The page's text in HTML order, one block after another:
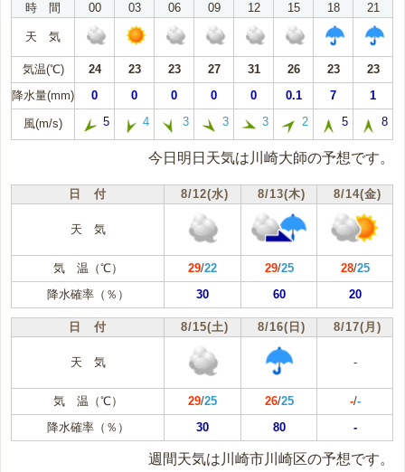
時 間
00 03 06 09 12 15 18 21
天 気
気温(℃) 24 23 23 27 31 26 23
23
降水量(mm)
0 0 0 0 0 0.1 7 1
風(m/s) 5 4 3 3 3 2 5 8
今日明日天気は川崎大師の予想です。
日 付 8/12(水) 8/13(木) 8/14(金)
天 気
気 温（℃） 29/22 29/25 28/25
降水確率（％）
30 60 20
日 付 8/15(土) 8/16(日) 8/17(月)
天 気 -
気 温（℃） 29/25 26/25 -/-
降水確率（％）
30 80 -
週間天気は川崎市川崎区の予想です。